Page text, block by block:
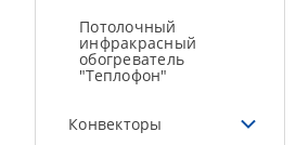
Потолочный
инфракрасный
обогреватель
"Теплофон"
Конвекторы